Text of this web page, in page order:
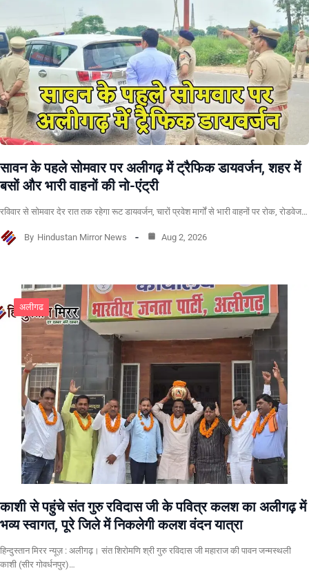
सावन के पहले सोमवार पर अलीगढ़ में ट्रैफिक डायवर्जन, शहर में
बसों और भारी वाहनों की नो-एंट्री
रविवार से सोमवार देर रात तक रहेगा रूट डायवर्जन, चारों प्रवेश मार्गों से भारी वाहनों पर रोक, रोडवेज…
By Hindustan Mirror News Aug 2, 2026
अलीगढ
काशी से पहुंचे संत गुरु रविदास जी के पवित्र कलश का अलीगढ़ में
भव्य स्वागत, पूरे जिले में निकलेगी कलश वंदन यात्रा
हिन्दुस्तान मिरर न्यूज़ : अलीगढ़। संत शिरोमणि श्री गुरु रविदास जी महाराज की पावन जन्मस्थली
काशी (सीर गोवर्धनपुर)…